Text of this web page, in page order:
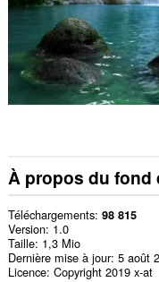
À propos du fond
Téléchargements 98 815
Version 1.0
Taille 1,3 Mio
Dernière mise à jour 5 août
Licence Copyright 2019 x-at